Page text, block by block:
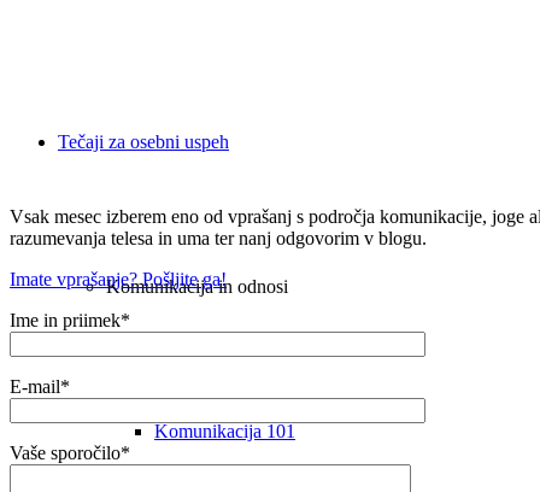
Tečaji za osebni uspeh
Komunikacija in odnosi
Komunikacija 101
Vsak mesec izberem eno od vprašanj s področja komunikacije, joge
razumevanja telesa in uma ter nanj odgovorim v blogu.
Imate vprašanje? Pošljite ga!
Ime in priimek*
E-mail*
Vaše sporočilo*